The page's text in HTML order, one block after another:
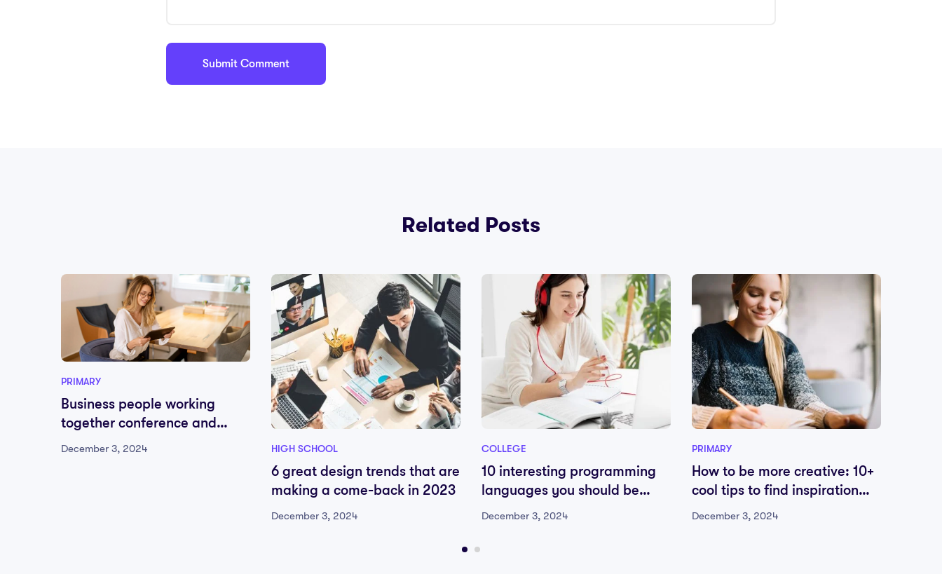
Related Posts
PRIMARY
Business people working
together conference and
studying online
December 3, 2024 HIGH SCHOOL
6 great design trends that are
making a come-back in 2023
December 3, 2024
COLLEGE
10 interesting programming
languages you should be
paying attention to
December 3, 2024
PRIMARY
How to be more creative: 10+
cool tips to find inspiration
everywhere
December 3, 2024